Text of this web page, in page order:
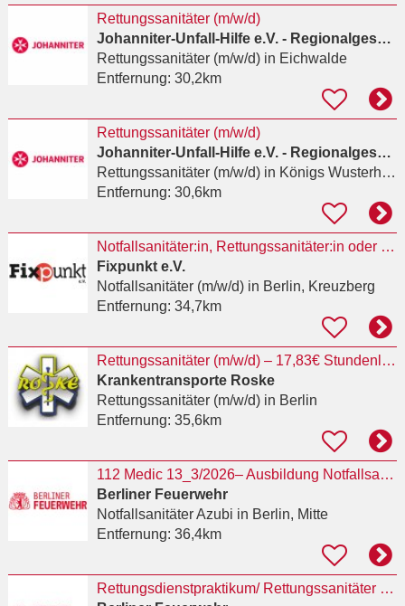
Rettungssanitäter (m/w/d)
Johanniter-Unfall-Hilfe e.V. - Regionalgeschäftsstelle Berlin
Rettungssanitäter (m/w/d)in Eichwalde
Entfernung: 30,2km
Rettungssanitäter (m/w/d)
Johanniter-Unfall-Hilfe e.V. - Regionalgeschäftsstelle Berlin
Rettungssanitäter (m/w/d)in Königs Wusterhausen
Entfernung: 30,6km
Notfallsanitäter:in, Rettungssanitäter:in oder ähnliche Qualifikation für das
Fixpunkt e.V.
Notfallsanitäter (m/w/d)in Berlin, Kreuzberg
Entfernung: 34,7km
Rettungssanitäter (m/w/d) – 17,83€ Stundenlohn + Zulagen + VP – Standorte Falkensee & Berlin
Krankentransporte Roske
Rettungssanitäter (m/w/d)in Berlin
Entfernung: 35,6km
112 Medic 13_3/2026– Ausbildung Notfallsanitäterin / Notfallsanitäter auch als Kombiausbildung
Berliner Feuerwehr
Notfallsanitäter Azubi in Berlin, Mitte
Entfernung: 36,4km
Rettungsdienstpraktikum/ Rettungssanitäter (m/w/d)